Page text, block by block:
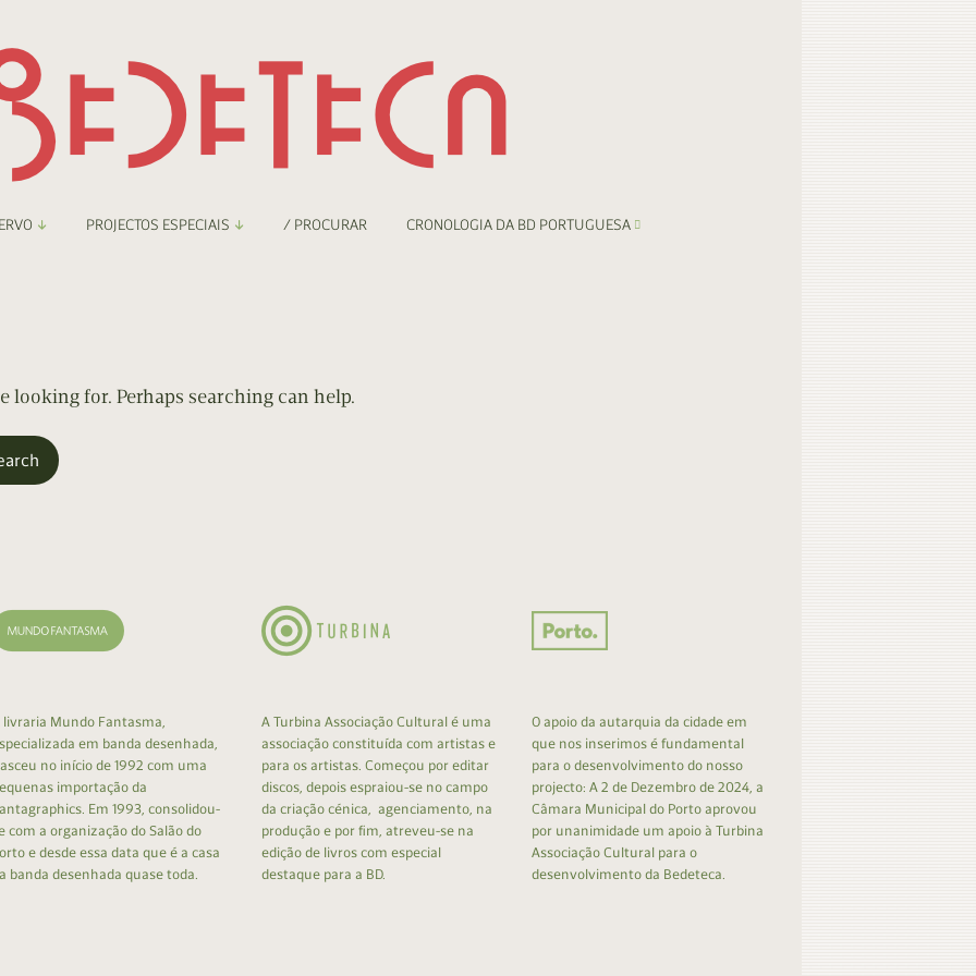
Digital
PROJECTOS ESPECIAIS / PROCURAR CRONOLOGIA DA BD PORTUGUESA
looking for. Perhaps searching can help.
livraria Mundo Fantasma,
em banda desenhada,
no início de 1992 com uma
importação da
Em 1993, consolidou-
com a organização do Salão do
e desde essa data que é a casa
banda desenhada quase toda.
A Turbina Associação Cultural é uma
associação constituída com artistas e
para os artistas. Começou por editar
discos, depois espraiou-se no campo
da criação cénica, agenciamento, na
produção e por fim, atreveu-se na
edição de livros com especial
destaque para a BD.
O apoio da autarquia da cidade em
que nos inserimos é fundamental
para o desenvolvimento do nosso
projecto: A 2 de Dezembro de 2024, a
Câmara Municipal do Porto aprovou
por unanimidade um apoio à Turbina
Associação Cultural para o
desenvolvimento da Bedeteca.